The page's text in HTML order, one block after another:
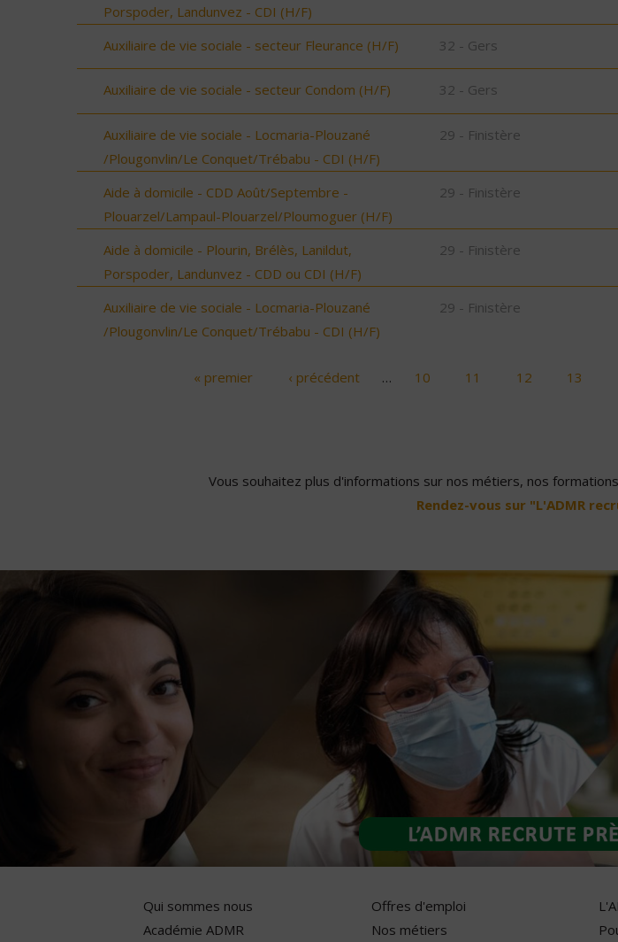
Porspoder, Landunvez - CDI (H/F)
Auxiliaire de vie sociale - secteur Fleurance (H/F) 32 - Gers
Auxiliaire de vie sociale - secteur Condom (H/F) 32 - Gers
Auxiliaire de vie sociale - Locmaria-Plouzané
/Plougonvlin/Le Conquet/Trébabu - CDI (H/F)
29 - Finistère
Aide à domicile - CDD Août/Septembre -
Plouarzel/Lampaul-Plouarzel/Ploumoguer (H/F)
29 - Finistère
Aide à domicile - Plourin, Brélès, Lanildut,
Porspoder, Landunvez - CDD ou CDI (H/F)
29 - Finistère
Auxiliaire de vie sociale - Locmaria-Plouzané
/Plougonvlin/Le Conquet/Trébabu - CDI (H/F)
29 - Finistère
« premier ‹ précédent … 10 11 12 13
Vous souhaitez plus d'informations sur nos métiers, nos
Rendez-vous sur "L'ADMR
Qui sommes nous
Académie ADMR
Offres d'emploi
Nos métiers